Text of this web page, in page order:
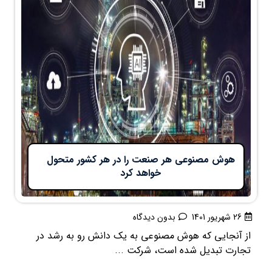
هوش مصنوعی هر صنعت را در هر کشور متحول
خواهد کرد
26 شهریور 1401 بدون دیدگاه
از آنجایی که هوش مصنوعی به یک دانش رو به رشد در
تجارت تبدیل شده است، شرکت ...